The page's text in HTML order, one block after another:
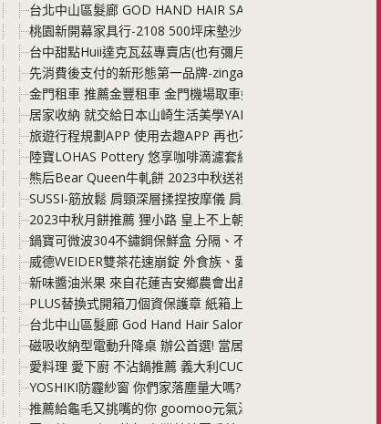
台北中山區髮廊 GOD HAND HAIR SALON 2023秋冬髮色趨
桃園新開幕家具行-2108 500坪床墊沙發家具展示中心 選擇好
台中甜點Huii達克瓦茲專賣店(也有彌月蛋糕) 一間只做外帶、
先消費後支付的新形態第一品牌-zingala 銀角零卡，先享受後
金門租車 推薦金豐租車 金門機場取車好便利 汽機車都很新
居家收納 就交給日本山崎生活美學YAMAZAKI 日本百年居家
旅遊行程規劃APP 使用去趣APP 再也不需要用word複製貼上
陸寶LOHAS Pottery 悠享咖啡滴濾套組 一天中的美好時刻
熊后Bear Queen牛軋餅 2023中秋送禮 平日下午茶 給自己或
SUSSI-筋放鬆 肩頸深層揉捏按摩儀 肩腰背腿都好用 讓你真的
2023中秋月餅推薦 狸小路 皇上不上朝-流心月餅與綜合月餅
鍋寶可微波304不鏽鋼保鮮盒 分隔、不分隔都有，可以放微波
威德WEIDER雙茶花速崩錠 外食族、愛吃美食，不用忍! 分享
新味醬油米果 來自花蓮吉安鄉農會出產的天皇御用米「吉野1
PLUS替換式開箱刀個資保護章 紙箱上、廢棄文件甚至是小孩
台北中山區髮廊 God Hand Hair Salon 女生染髮 男生剪髮 不
磁吸收納型電動升降桌 辦公首選! 當居家辦公桌、兒童學習桌
愛料理 愛下廚 不沾鍋推薦 義大利CUOCO S3大寶鍋 鈦 高碳
YOSHIKI防霾紗窗 你們家落塵量大嗎? 建議更換成防霾紗網真
推薦給龜毛又挑嘴的你 goomoo元氣湯種貝果 早餐、下午茶